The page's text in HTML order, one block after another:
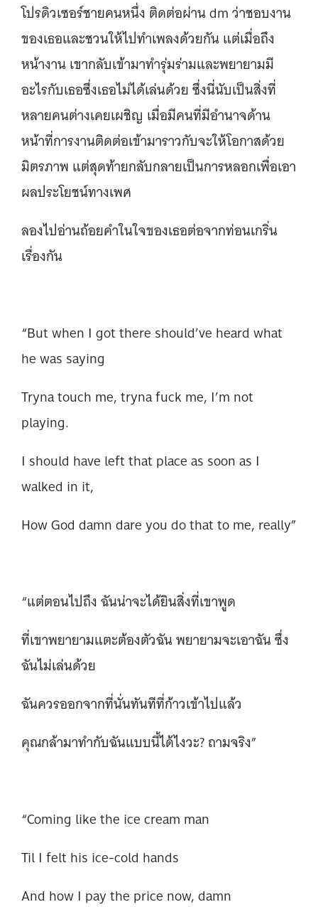
โปรดิวเซอร์ชายคนหนึ่ง ติดต่อผ่าน dm ว่าชอบงาน
ของเธอและชวนให้ไปทำเพลงด้วยกัน แต่เมื่อถึง
หน้างาน เขากลับเข้ามาทำรุ่มร่ามและพยายามมี
อะไรกับเธอซึ่งเธอไม่ได้เล่นด้วย ซึ่งนี่นับเป็นสิ่งที่
หลายคนต่างเคยเผชิญ เมื่อมีคนที่มีอำนาจด้าน
หน้าที่การงานติดต่อเข้ามาราวกับจะให้โอกาสด้วย
มิตรภาพ แต่สุดท้ายกลับกลายเป็นการหลอกเพื่อเอา
ผลประโยชน์ทางเพศ
ลองไปอ่านถ้อยคำในใจของเธอต่อจากท่อนเกริ่น
เรื่องกัน
“But when I got there should’ve heard what
he was saying
Tryna touch me, tryna fuck me, I’m not
playing.
I should have left that place as soon as I
walked in it,
How God damn dare you do that to me, really”
“แต่ตอนไปถึง ฉันน่าจะได้ยินสิ่งที่เขาพูด
ที่เขาพยายามแตะต้องตัวฉัน พยายามจะเอาฉัน ซึ่ง
ฉันไม่เล่นด้วย
ฉันควรออกจากที่นั่นทันทีที่ก้าวเข้าไปแล้ว
คุณกล้ามาทำกับฉันแบบนี้ได้ไงวะ? ถามจริง”
“Coming like the ice cream man
Til I felt his ice-cold hands
And how I pay the price now, damn